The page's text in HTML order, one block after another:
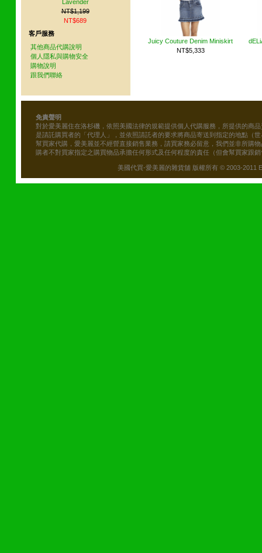
Juicy Couture Denim Miniskirt
NT$5,333
Lavender
NT$1,199
NT$689
客戶服務
其他商品代購說明
個人隱私與購物安全
購物說明
跟我們聯絡
免責聲明
對於愛美麗住在洛杉磯，依照美國法律的規範提供個人代購服務，所提供的商
是請託購買者的「代理人」，並依照請託者的要求將商品寄送到指定的地點（
幫買家代購，愛美麗並不經營直接銷售業務，請買家務必留意，我們並非所購
購者不對買家指定之購買物品承擔任何形式及任何程度的責任（但會幫買家跟
美國代買-愛美麗的雜貨舖 版權所有 © 2003-2011